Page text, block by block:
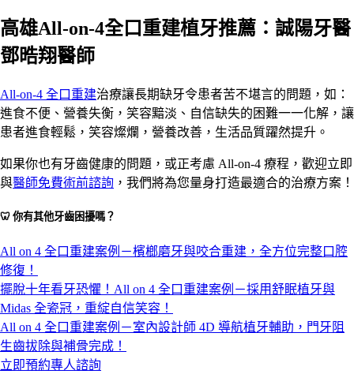
高雄All-on-4全口重建植牙推薦：誠陽牙醫
鄧晧翔醫師
All-on-4 全口重建治療讓長期缺牙令患者苦不堪言的問題，如：
進食不便、營養失衡，笑容黯淡、自信缺失的困難一一化解，讓
患者進食輕鬆，笑容燦爛，營養改善，生活品質躍然提升。
如果你也有牙齒健康的問題，或正考慮 All-on-4 療程，歡迎立即
與醫師免費術前諮詢 ，我們將為您量身打造最適合的治療方案！
🦷 你有其他牙齒困擾嗎？
All on 4 全口重建案例－檳榔磨牙與咬合重建，全方位完整口腔
修復！
擺脫十年看牙恐懼！All on 4 全口重建案例－採用舒眠植牙與
Midas 全瓷冠，重綻自信笑容！
All on 4 全口重建案例－室內設計師 4D 導航植牙輔助，門牙阻
生齒拔除與補骨完成！
立即預約專人諮詢